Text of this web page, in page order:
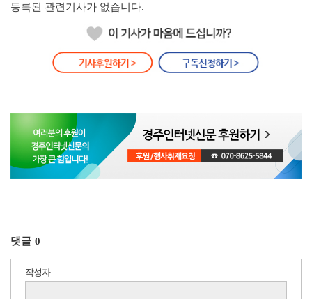
등록된 관련기사가 없습니다.
댓글 0
작성자